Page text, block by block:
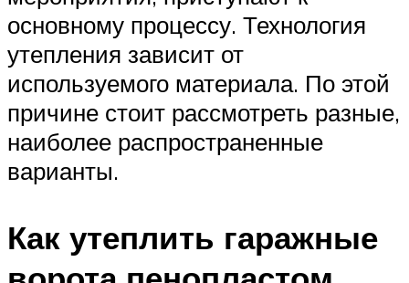
основному процессу. Технология
утепления зависит от
используемого материала. По этой
причине стоит рассмотреть разные,
наиболее распространенные
варианты.
Как утеплить гаражные